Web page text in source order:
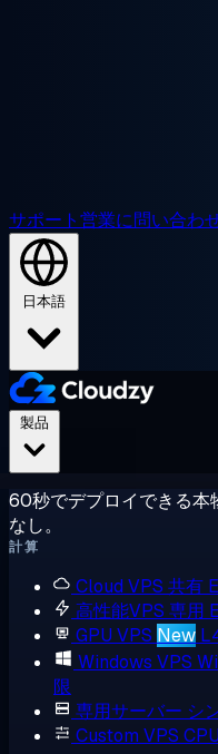
サポート営業に問い合わ
日本語
60秒でデプロイできる本
なし。
計算
Cloud VPS 共有
高性能VPS 専用
GPU VPS New
Windows VPS
限
専用サーバー シ
Custom VPS